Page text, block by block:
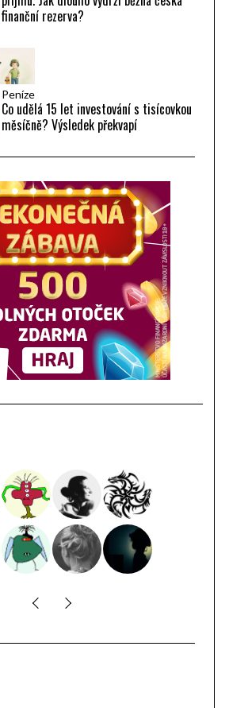
finanční rezerva?
Peníze
Co udělá 15 let investování s tisícovkou
měsíčně? Výsledek překvapí